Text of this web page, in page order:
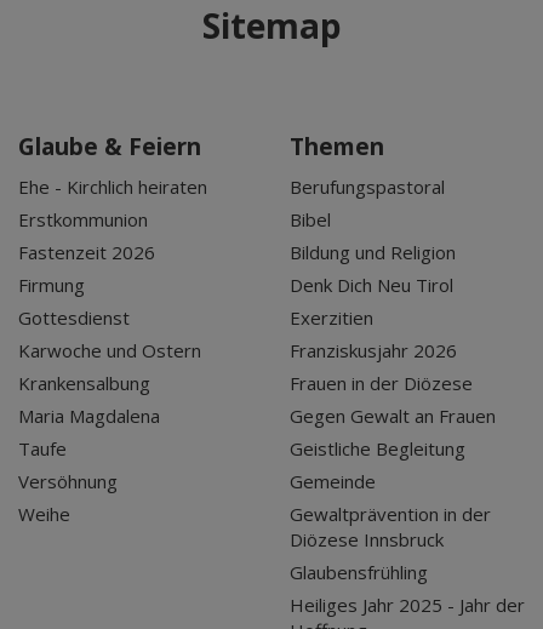
Sitemap
Glaube & Feiern
Ehe - Kirchlich heiraten
Erstkommunion
Fastenzeit 2026
Firmung
Gottesdienst
Karwoche und Ostern
Krankensalbung
Maria Magdalena
Taufe
Versöhnung
Weihe
Themen
Berufungspastoral
Bibel
Bildung und Religion
Denk Dich Neu Tirol
Exerzitien
Franziskusjahr 2026
Frauen in der Diözese
Gegen Gewalt an Frauen
Geistliche Begleitung
Gemeinde
Gewaltprävention in der
Diözese Innsbruck
Glaubensfrühling
Heiliges Jahr 2025 - Jahr der